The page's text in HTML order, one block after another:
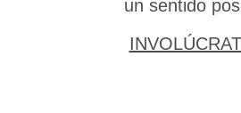
un sentido